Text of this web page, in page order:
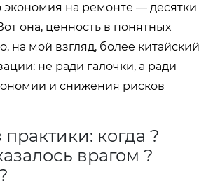
экономия на ремонте — десятки
она, ценность в понятных
на мой взгляд, более китайский
не ради галочки, а ради
и снижения рисков
когда ?
врагом ?